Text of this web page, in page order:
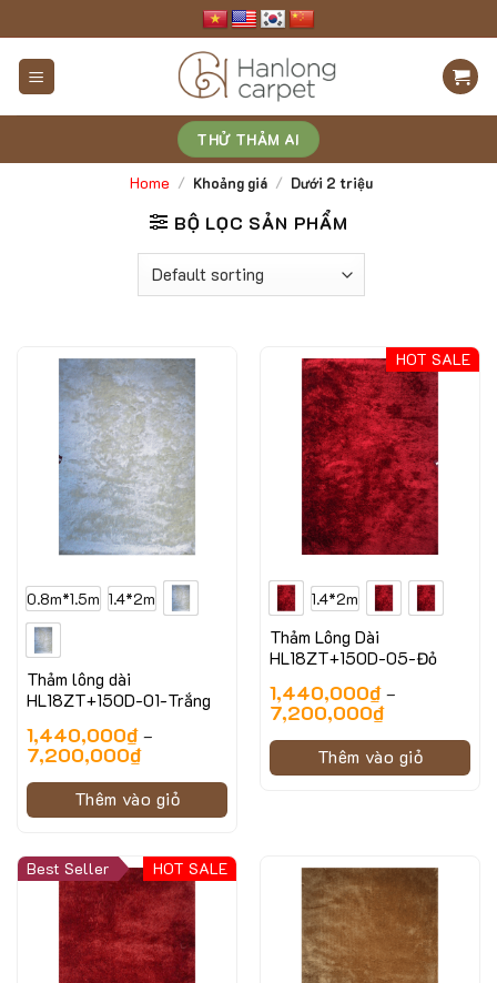
to
content
THỬ THẢM AI
Home / Khoảng giá / Dưới 2 triệu
BỘ LỌC SẢN PHẨM
0.8m*1.5m 1.4*2m
Thảm lông dài
HL18ZT+150D-01-Trắng
1,440,000₫–
7,200,000₫
Thêm vào giỏ
HOT SALE
1.4*2m
Thảm Lông Dài
HL18ZT+150D-05-Đỏ
1,440,000₫–
7,200,000₫
Thêm vào giỏ
Best Seller HOT SALE